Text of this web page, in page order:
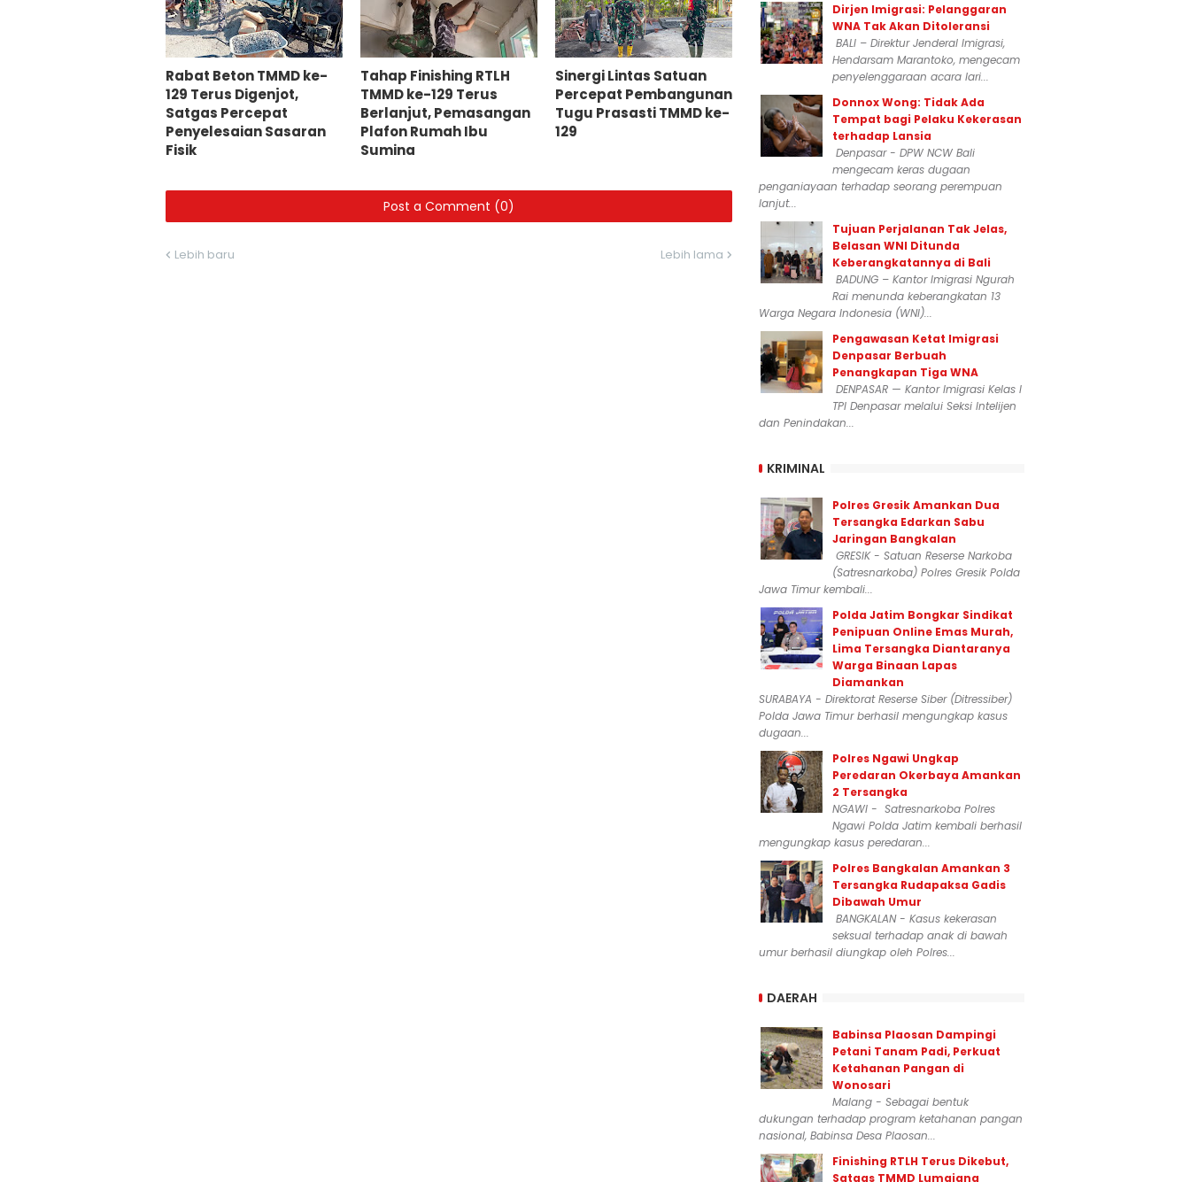
Rabat Beton TMMD ke-
129 Terus Digenjot,
Satgas Percepat
Penyelesaian Sasaran
Fisik
Tahap Finishing RTLH
TMMD ke-129 Terus
Berlanjut, Pemasangan
Plafon Rumah Ibu
Sumina
Sinergi Lintas Satuan
Percepat Pembangunan
Tugu Prasasti TMMD ke-
129
Post a Comment (0)
Lebih baru Lebih lama
Dirjen Imigrasi: Pelanggaran
WNA Tak Akan Ditoleransi
BALI – Direktur Jenderal Imigrasi,
Hendarsam Marantoko, mengecam
penyelenggaraan acara lari...
Donnox Wong: Tidak Ada
Tempat bagi Pelaku Kekerasan
terhadap Lansia
Denpasar - DPW NCW Bali
mengecam keras dugaan
penganiayaan terhadap seorang perempuan
lanjut...
Tujuan Perjalanan Tak Jelas,
Belasan WNI Ditunda
Keberangkatannya di Bali
BADUNG – Kantor Imigrasi Ngurah
Rai menunda keberangkatan 13
Warga Negara Indonesia (WNI)...
Pengawasan Ketat Imigrasi
Denpasar Berbuah
Penangkapan Tiga WNA
DENPASAR — Kantor Imigrasi Kelas I
TPI Denpasar melalui Seksi Intelijen
dan Penindakan...
KRIMINAL
Polres Gresik Amankan Dua
Tersangka Edarkan Sabu
Jaringan Bangkalan
GRESIK - Satuan Reserse Narkoba
(Satresnarkoba) Polres Gresik Polda
Jawa Timur kembali...
Polda Jatim Bongkar Sindikat
Penipuan Online Emas Murah,
Lima Tersangka Diantaranya
Warga Binaan Lapas
Diamankan
SURABAYA - Direktorat Reserse Siber (Ditressiber)
Polda Jawa Timur berhasil mengungkap kasus
dugaan...
Polres Ngawi Ungkap
Peredaran Okerbaya Amankan
2 Tersangka
NGAWI - Satresnarkoba Polres
Ngawi Polda Jatim kembali berhasil
mengungkap kasus peredaran...
Polres Bangkalan Amankan 3
Tersangka Rudapaksa Gadis
Dibawah Umur
BANGKALAN - Kasus kekerasan
seksual terhadap anak di bawah
umur berhasil diungkap oleh Polres...
DAERAH
Babinsa Plaosan Dampingi
Petani Tanam Padi, Perkuat
Ketahanan Pangan di
Wonosari
Malang - Sebagai bentuk
dukungan terhadap program ketahanan pangan
nasional, Babinsa Desa Plaosan...
Finishing RTLH Terus Dikebut,
Satgas TMMD Lumajang